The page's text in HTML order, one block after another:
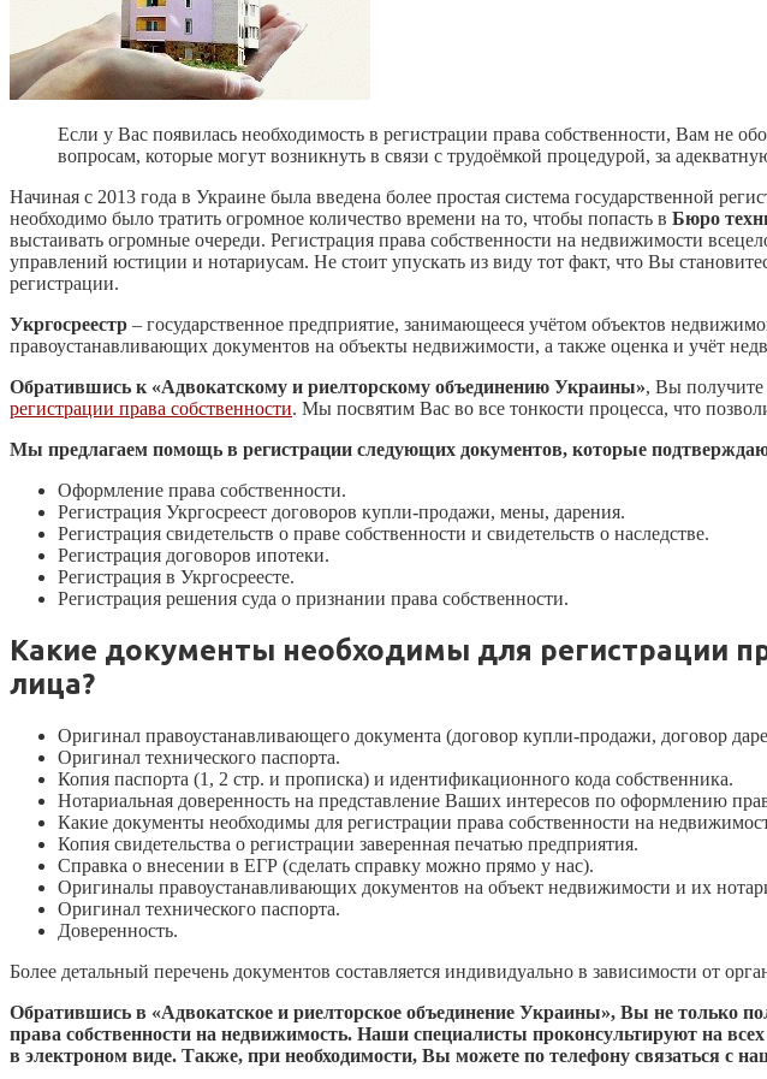
Если у Вас появилась необходимость в регистрации права собственности, Вам не
вопросам, которые могут возникнуть в связи с трудоёмкой процедурой, за
Начиная с 2013 года в Украине была введена более простая система государственной
необходимо было тратить огромное количество времени на то, чтобы попасть в Бюро
выстаивать огромные очереди. Регистрация права собственности на недвижимости
управлений юстиции и нотариусам. Не стоит упускать из виду тот факт, что Вы
регистрации.
Укргосреестр – государственное предприятие, занимающееся учётом объектов
правоустанавливающих документов на объекты недвижимости, а также оценка и учёт
Обратившись к «Адвокатскому и риелторскому объединению Украины», Вы
регистрации права собственности. Мы посвятим Вас во все тонкости процесса, что
Мы предлагаем помощь в регистрации следующих документов, которые
Оформление права собственности.
Регистрация Укргосреест договоров купли-продажи, мены, дарения.
Регистрация свидетельств о праве собственности и свидетельств о наследстве.
Регистрация договоров ипотеки.
Регистрация в Укргосреесте.
Регистрация решения суда о признании права собственности.
Какие документы необходимы для регистрации
лица?
Оригинал правоустанавливающего документа (договор купли-продажи, договор
Оригинал технического паспорта.
Копия паспорта (1, 2 стр. и прописка) и идентификационного кода собственника.
Нотариальная доверенность на представление Ваших интересов по оформлению
Какие документы необходимы для регистрации права собственности на
Копия свидетельства о регистрации заверенная печатью предприятия.
Справка о внесении в ЕГР (сделать справку можно прямо у нас).
Оригиналы правоустанавливающих документов на объект недвижимости и их
Оригинал технического паспорта.
Доверенность.
Более детальный перечень документов составляется индивидуально в зависимости от
Обратившись в «Адвокатское и риелторское объединение Украины», Вы не только
права собственности на недвижимость. Наши специалисты проконсультируют на
в электроном виде. Также, при необходимости, Вы можете по телефону связаться